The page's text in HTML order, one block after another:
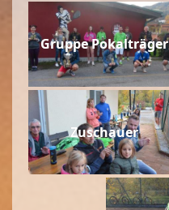
Gruppe Pokalträger
Zuschauer